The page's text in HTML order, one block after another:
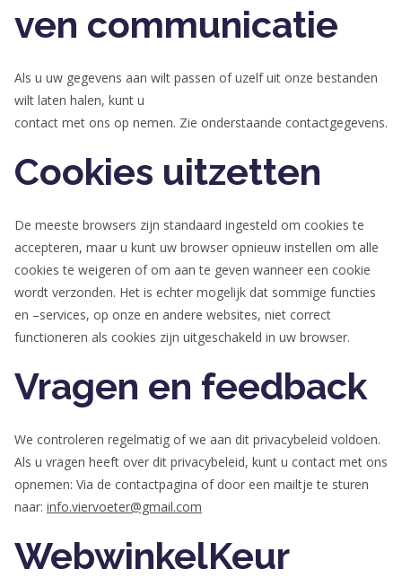
ven communicatie
Als u uw gegevens aan wilt passen of uzelf uit onze bestanden
wilt laten halen, kunt u
contact met ons op nemen. Zie onderstaande contactgegevens.
Cookies uitzetten
De meeste browsers zijn standaard ingesteld om cookies te
accepteren, maar u kunt uw browser opnieuw instellen om alle
cookies te weigeren of om aan te geven wanneer een cookie
wordt verzonden. Het is echter mogelijk dat sommige functies
en –services, op onze en andere websites, niet correct
functioneren als cookies zijn uitgeschakeld in uw browser.
Vragen en feedback
We controleren regelmatig of we aan dit privacybeleid voldoen.
Als u vragen heeft over dit privacybeleid, kunt u contact met ons
opnemen: Via de contactpagina of door een mailtje te sturen
naar: info.viervoeter@gmail.com
WebwinkelKeur